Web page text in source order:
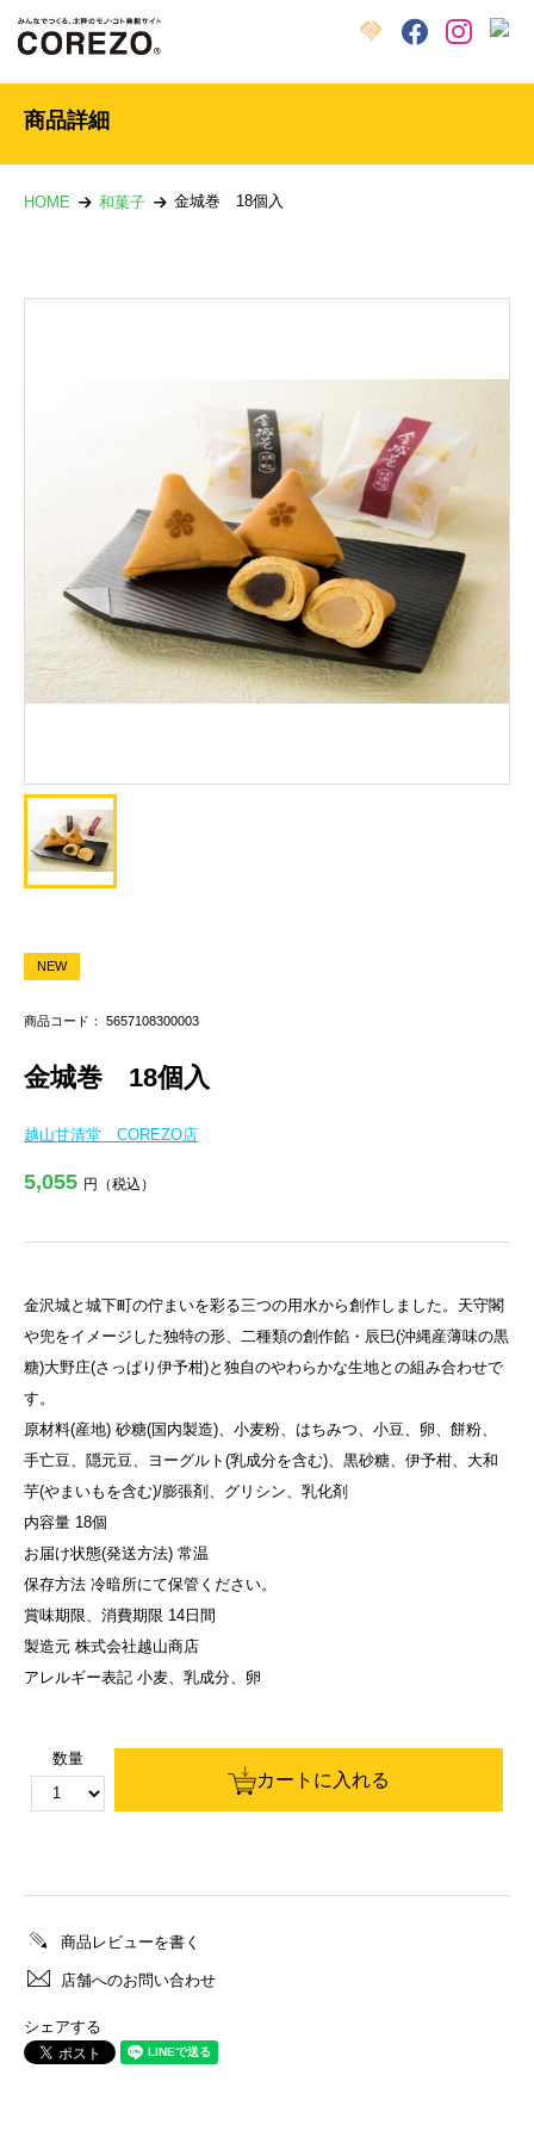
クラウドファンディング
FacebookInstagram
X
商品詳細
HOME 和菓子 金城巻 18個入
NEW
商品コード： 5657108300003
金城巻 18個入
越山甘清堂 COREZO店
5,055 円（税込）
金沢城と城下町の佇まいを彩る三つの用水から創作しました。天守閣
や兜をイメージした独特の形、二種類の創作餡・辰巳(沖縄産薄味の黒
糖)大野庄(さっぱり伊予柑)と独自のやわらかな生地との組み合わせで
す。
原材料(産地) 砂糖(国内製造)、小麦粉、はちみつ、小豆、卵、餅粉、
手亡豆、隠元豆、ヨーグルト(乳成分を含む)、黒砂糖、伊予柑、大和
芋(やまいもを含む)/膨張剤、グリシン、乳化剤
内容量 18個
お届け状態(発送方法) 常温
保存方法 冷暗所にて保管ください。
賞味期限、消費期限 14日間
製造元 株式会社越山商店
アレルギー表記 小麦、乳成分、卵
数量
カートに入れる
商品レビューを書く
店舗へのお問い合わせ
シェアする